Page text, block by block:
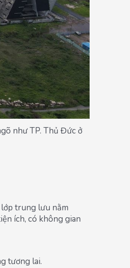
như TP. Thủ Đức ở
lớp trung lưu nằm
ích, có không gian
tương lai.